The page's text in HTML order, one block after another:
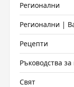
Регионални
Регионални |
Рецепти
Ръководства за
Свят